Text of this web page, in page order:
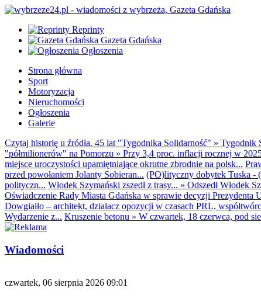
Reprinty
Gazeta Gdańska
Ogłoszenia
Strona główna
Sport
Motoryzacja
Nieruchomości
Ogłoszenia
Galerie
Czytaj historię u źródła. 45 lat "Tygodnika Solidarność" » Tygodnik
"półmilionerów" na Pomorzu » Przy 3,4 proc. inflacji rocznej w
miejsce uroczystości upamiętniające okrutne zbrodnie na polsk...
przed powołaniem Jolanty Sobieran... (PO)lityczny dobytek Tuska -
polityczn... Włodek Szymański zszedł z trasy... » Odszedł Włodek
Oświadczenie Rady Miasta Gdańska w sprawie decyzji Prezydenta
Dowgiałło – architekt, działacz opozycji w czasach PRL,
Wydarzenie z... Kruszenie betonu » W czwartek, 18 czerwca, pod
Wiadomości
czwartek, 06 sierpnia 2026 09:01